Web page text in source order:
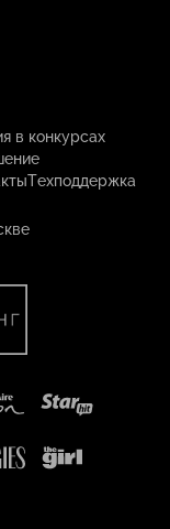
в конкурсах
Техподдержка